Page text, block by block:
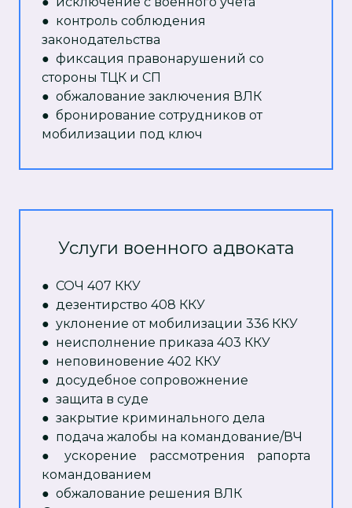
● контроль соблюдения
законодательства
● фиксация правонарушений со
стороны ТЦК и СП
● обжалование заключения ВЛК
● бронирование сотрудников от
мобилизации под ключ
Услуги военного адвоката
● СОЧ 407 ККУ
● дезентирство 408 ККУ
● уклонение от мобилизации 336 ККУ
● неисполнение приказа 403 ККУ
● неповиновение 402 ККУ
● досудебное сопровожнение
● защита в суде
● закрытие криминального дела
● подача жалобы на командование/ВЧ
● ускорение рассмотрения рапорта
командованием
● обжалование решения ВЛК